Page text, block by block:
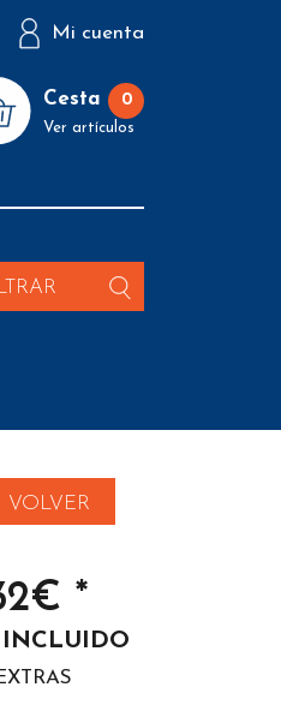
Mi cuenta
Cesta 0
Ver artículos
VOLVER
*